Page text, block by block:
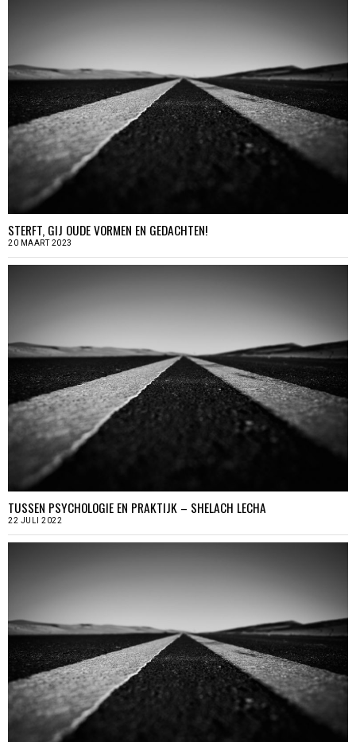
STERFT, GIJ OUDE VORMEN EN GEDACHTEN!
20 MAART 2023
TUSSEN PSYCHOLOGIE EN PRAKTIJK – SHELACH LECHA
22 JULI 2022